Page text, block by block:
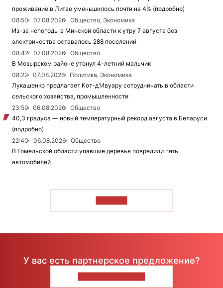
проживание в Литве уменьшилось почти на 4% (подробно)
08:50
07.08.2026
Общество, Экономика
Из-за непогоды в Минской области к утру 7 августа без
электричества оставалось 288 поселений
08:42
07.08.2026
Общество
В Мозырском районе утонул 4-летний мальчик
08:22
07.08.2026
Политика, Экономика
Лукашенко предлагает Кот-д'Ивуару сотрудничать в области
сельского хозяйства, промышленности
23:59
06.08.2026
Общество
40,3 градуса — новый температурный рекорд августа в Беларуси
(подробно)
22:40
06.08.2026
Общество
В Гомельской области упавшие деревья повредили пять
автомобилей
У вас есть партнерское предложение?